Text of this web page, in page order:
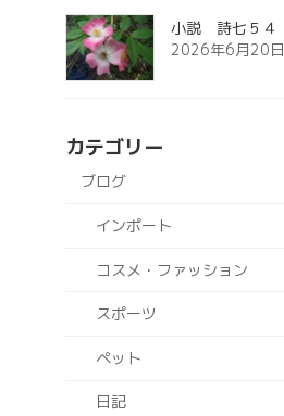
小説 詩七５４
2026年6月20日
カテゴリー
ブログ
インポート
コスメ・ファッション
スポーツ
ペット
日記